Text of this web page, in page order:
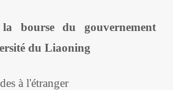
bourse du gouvernement
du Liaoning
à l'étranger